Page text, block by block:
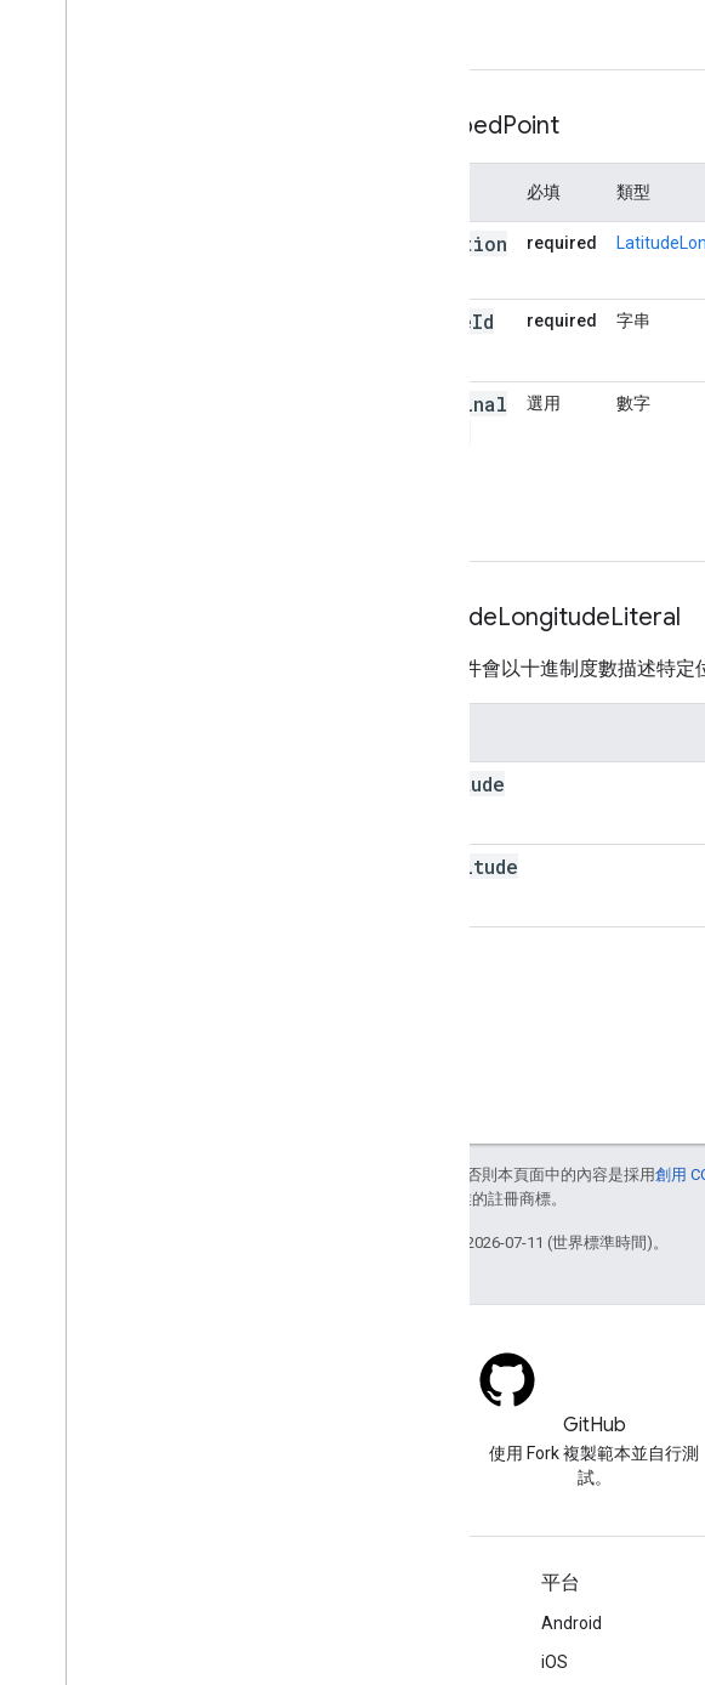
SnappedPoint
必填 類型
location required
placeId required
字串
original
選用
數字
LatitudeLongitudeLiteral
這個物件會以十進制度數描述特定
latitude
longitude
除非另有註明，否則本頁面中的內容是採用創用
和/或其關聯企業的註冊商標。
上次更新時間：2026-07-11 (世界標準時間)。
GitHub
使用 Fork 複製範本並自行測
試。
平台
Android
iOS